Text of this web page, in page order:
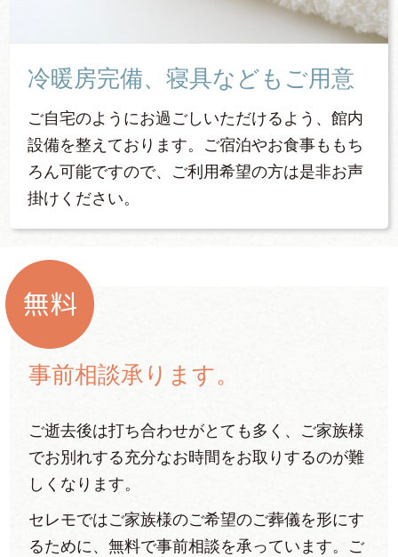
冷暖房完備、寝具などもご用意
ご自宅のようにお過ごしいただけるよう、館内
設備を整えております。ご宿泊やお食事ももち
ろん可能ですので、ご利用希望の方は是非お声
掛けください。
無料
事前相談承ります。
ご逝去後は打ち合わせがとても多く、ご家族様
でお別れする充分なお時間をお取りするのが難
しくなります。
セレモではご家族様のご希望のご葬儀を形にす
るために、無料で事前相談を承っています。ご